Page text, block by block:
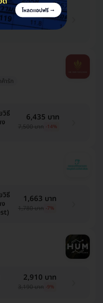
3,395 บาท
6,000 บาท
ารัก
วิธี
6,435 บาท
7,500 บาท -14%
วิธี
1,663 บาท
1,780 บาท -7%
2,910 บาท
3,190 บาท -9%